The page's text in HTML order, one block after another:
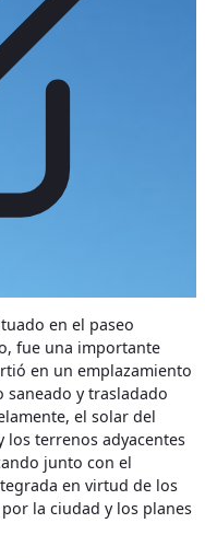
en el paseo
fue una importante
en un emplazamiento
saneado y trasladado
el solar del
los terrenos adyacentes
junto con el
en virtud de los
la ciudad y los planes